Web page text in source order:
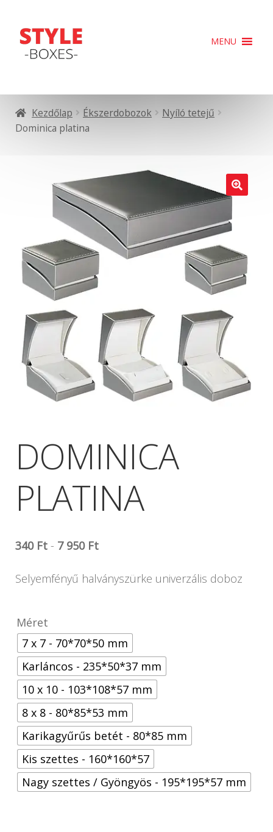
Ugrás
a
navigációhoz
Kilépés
a
tartalomba
MENU
Kezdőlap Ékszerdobozok
Nyíló tetejű
Dominica platina
DOMINICA
PLATINA
340 Ft - 7 950 Ft
Selyemfényű halványszürke univerzális doboz
Méret
7 x 7 - 70*70*50 mm
Karláncos - 235*50*37 mm
10 x 10 - 103*108*57 mm
8 x 8 - 80*85*53 mm
Karikagyűrűs betét - 80*85 mm
Kis szettes - 160*160*57
Nagy szettes / Gyöngyös - 195*195*57 mm